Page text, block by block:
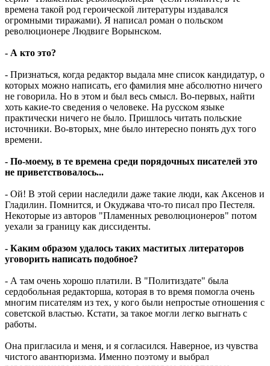
времена такой род героической литературы издавался
огромными тиражами). Я написал роман о польском
революционере Людвиге Ворынском.
- А кто это?
- Признаться, когда редактор выдала мне список кандидатур, о
которых можно написать, его фамилия мне абсолютно ничего
не говорила. Но в этом и был весь смысл. Во-первых, найти
хоть какие-то сведения о человеке. На русском языке
практически ничего не было. Пришлось читать польские
источники. Во-вторых, мне было интересно понять дух того
времени.
- По-моему, в те времена среди порядочных писателей это
не приветствовалось...
- Ой! В этой серии наследили даже такие люди, как Аксенов и
Гладилин. Помнится, и Окуджава что-то писал про Пестеля.
Некоторые из авторов "Пламенных революционеров" потом
уехали за границу как диссиденты.
- Каким образом удалось таких маститых литераторов
уговорить написать подобное?
- А там очень хорошо платили. В "Политиздате" была
сердобольная редакторша, которая в то время помогла очень
многим писателям из тех, у кого были непростые отношения с
советской властью. Кстати, за такое могли легко выгнать с
работы.
Она пригласила и меня, и я согласился. Наверное, из чувства
чистого авантюризма. Именно поэтому и выбрал